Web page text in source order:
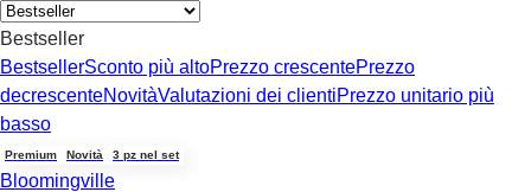
Bestseller
BestsellerSconto più altoPrezzo crescentePrezzo
decrescenteNovitàValutazioni dei clientiPrezzo unitario più
basso
Premium Novità 3 pz nel set
Bloomingville